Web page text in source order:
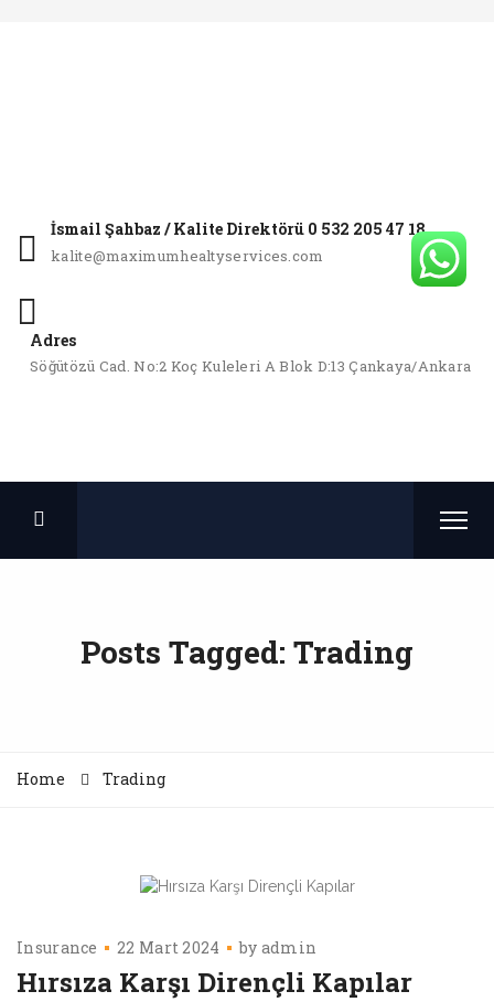
İsmail Şahbaz / Kalite Direktörü 0 532 205 47 18
kalite@maximumhealtyservices.com
Adres
Söğütözü Cad. No:2 Koç Kuleleri A Blok D:13 Çankaya/Ankara
Posts Tagged: Trading
Home Trading
Insurance 22 Mart 2024 by admin
Hırsıza Karşı Dirençli Kapılar